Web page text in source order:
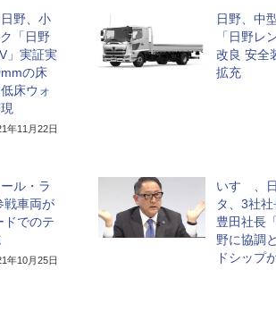
野、小
「日野
」実証実
の床
床ウォ
年11月22日
日野、中
「日野レ
改良 安全
拡充
ル・ラ
戦車両が
ドでのテ
年10月25日
いすゞ、
タ、3社
豊田社長
野に協調
ドシップ